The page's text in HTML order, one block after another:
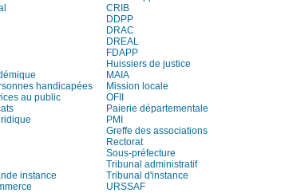
CRIB
DDPP
DRAC
DREAL
FDAPP
Huissiers de justice
MAIA
handicapées
Mission locale
au public
OFII
Paierie départementale
PMI
Greffe des associations
Rectorat
Sous-préfecture
Tribunal administratif
instance
Tribunal d'instance
URSSAF